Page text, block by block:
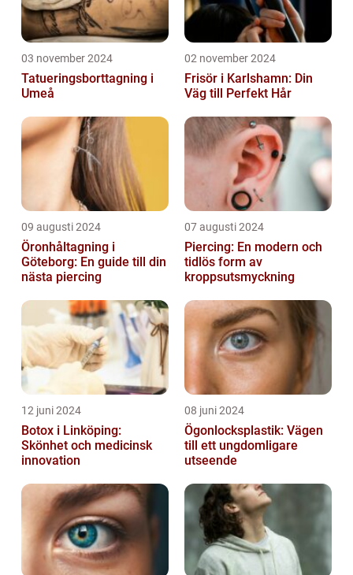
03 november 2024
Tatueringsborttagning i
Umeå
02 november 2024
Frisör i Karlshamn: Din
Väg till Perfekt Hår
09 augusti 2024
Öronhåltagning i
Göteborg: En guide till din
nästa piercing
07 augusti 2024
Piercing: En modern och
tidlös form av
kroppsutsmyckning
12 juni 2024
Botox i Linköping:
Skönhet och medicinsk
innovation
08 juni 2024
Ögonlocksplastik: Vägen
till ett ungdomligare
utseende